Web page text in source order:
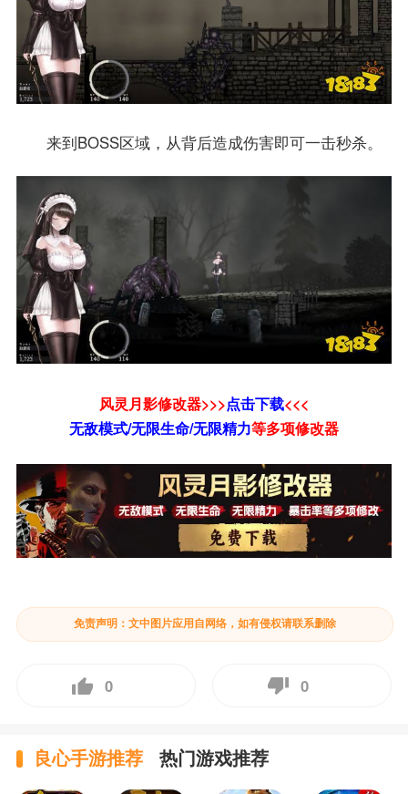
来到BOSS区域，从背后造成伤害即可一击秒杀。
风灵月影修改器>>>点击下载<<<
无敌模式/无限生命/无限精力等多项修改器
免责声明：文中图片应用自网络，如有侵权请联系删除
0 0
良心手游推荐 热门游戏推荐